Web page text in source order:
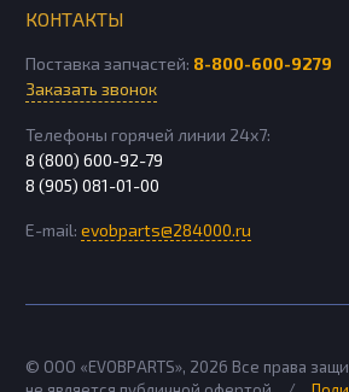
КОНТАКТЫ
Поставка запчастей: 8-800-600-9279
Заказать звонок
Телефоны горячей линии 24х7:
8 (800) 600-92-79
8 (905) 081-01-00
E-mail: evobparts@284000.ru
© ООО «EVOBPARTS», 2026 Все права